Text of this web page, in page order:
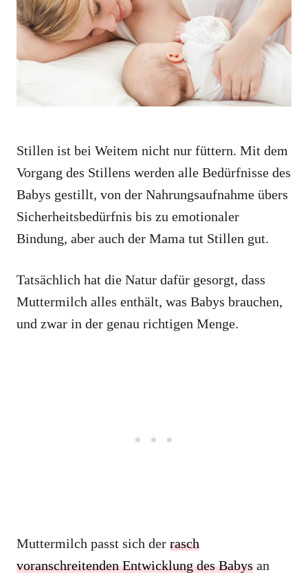
i
e
Stillen ist bei Weitem nicht nur füttern. Mit dem
Vorgang des Stillens werden alle Bedürfnisse des
Babys gestillt, von der Nahrungsaufnahme übers
Sicherheitsbedürfnis bis zu emotionaler
Bindung, aber auch der Mama tut Stillen gut.
Tatsächlich hat die Natur dafür gesorgt, dass
Muttermilch alles enthält, was Babys brauchen,
und zwar in der genau richtigen Menge.
Muttermilch passt sich der rasch
voranschreitenden Entwicklung des Babys an